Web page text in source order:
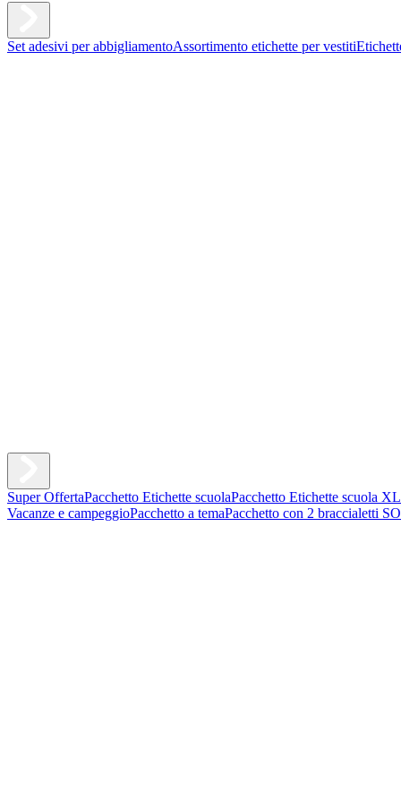
Set adesivi per abbigliamentoAssortimento etichette per vestiti
Super OffertaPacchetto Etichette scuolaPacchetto Etichette scuola XL
Vacanze e campeggioPacchetto a temaPacchetto con 2 braccialetti